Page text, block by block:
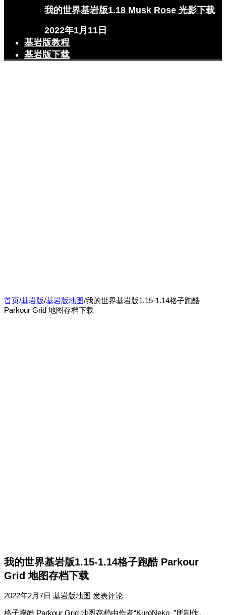
我的世界基岩版1.18 Musk Rose 光影下载
2022年1月11日
基岩版教程
基岩版下载
首页/基岩版/基岩版地图/我的世界基岩版1.15-1.14格子跑酷
Parkour Grid 地图存档下载
我的世界基岩版1.15-1.14格子跑酷 Parkour
Grid 地图存档下载
2022年2月7日 基岩版地图 发表评论
格子跑酷 Parkour Grid 地图存档由作者“KuroNeko_”所制作。